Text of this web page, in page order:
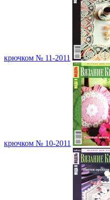
крючком № 11-2011
крючком № 10-2011